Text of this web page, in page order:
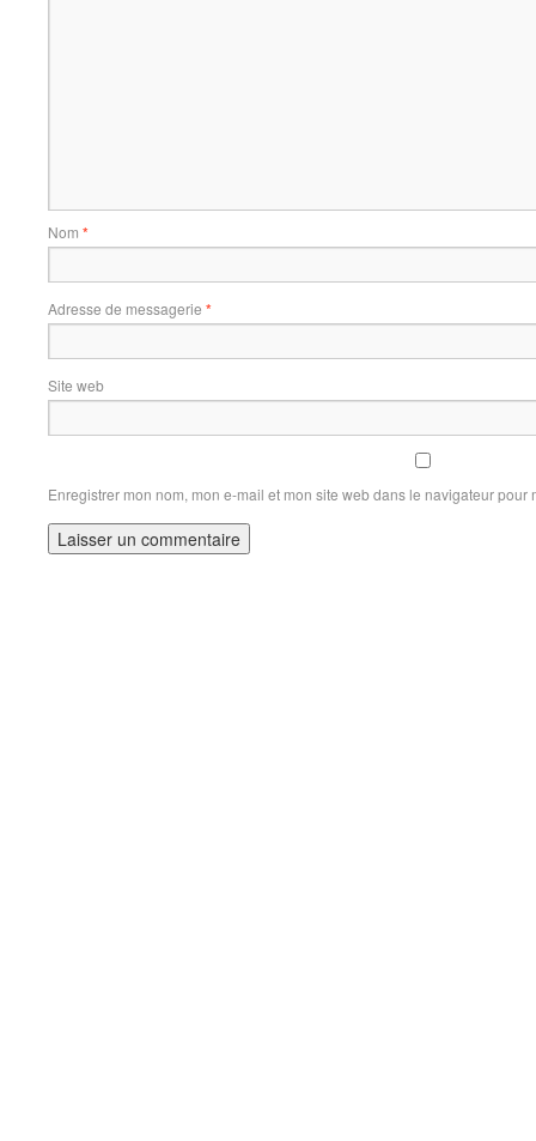
Nom *
Adresse de messagerie *
Site web
Enregistrer mon nom, mon e-mail et mon site web dans le navigateur pour